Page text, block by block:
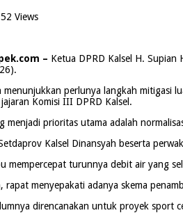
52 Views
– Ketua DPRD Kalsel H.
menunjukkan perlunya langkah mitigasi
Komisi III DPRD Kalsel.
menjadi prioritas utama adalah
Kalsel Dinansyah beserta
mempercepat turunnya debit air yang
rapat menyepakati adanya skema
direncanakan untuk proyek sport